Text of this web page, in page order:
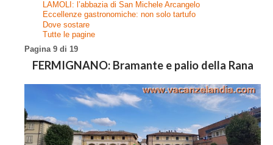
LAMOLI: l’abbazia di San Michele Arcangelo
Eccellenze gastronomiche: non solo tartufo
Dove sostare
Tutte le pagine
Pagina 9 di 19
FERMIGNANO: Bramante e palio della Rana